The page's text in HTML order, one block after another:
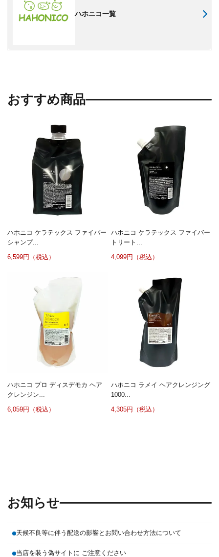
ハホニコ一覧
おすすめ商品
ハホニコ ケラテックス ファイバー
シャンプ...
6,599円（税込）
ハホニコ ケラテックス ファイバー
トリート...
4,099円（税込）
ハホニコ プロ ディスデモカ ヘア
クレンジン...
6,059円（税込）
ハホニコ ラメイ ヘアクレンジング
1000...
4,305円（税込）
お知らせ
天候不良等に伴う配送の影響とお問い合わせ方法について
当店を装う偽サイトに ご注意ください